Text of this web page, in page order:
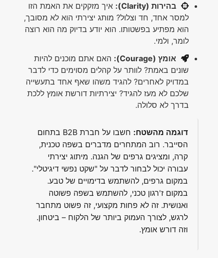
בהירות (Clarity):
איך מזקקים את האמת הזו
למסר אחד, חד וצלול? מותג יצירתי הוא לא מסובך,
הוא מפתיע בפשטותו. הוא יודע בדיוק מה הוא רוצה
לומר, ולמי.
אומץ (Courage):
האם אתם מוכנים להיות
שונים באמת? לוותר על קהלים מסוימים כדי לדבר
במדויק לאחרים? להגיד משהו שאף אחד בתעשייה
שלכם לא מעז להגיד? יצירתיות דורשת אומץ ללכת
בדרך לא סלולה.
דוגמה מהשטח:
חשבו על חברת B2B בתחום
הסייבר. רוב המתחרים מדברים בשפה טכנית,
קרה, ומציגים גרפים של הגנה. מיתוג יצירתי
עבורה יכול לבחור לדבר על "שקט נפשי דיגיטלי".
במקום גרפים, להשתמש בדימויים של טבע.
במקום ז'רגון טכני, להשתמש בשפה פשוטה
ואנושית. זה לא פחות מקצועי, זה פשוט מתחבר
לרגש, לצורך העמוק ביותר של הלקוח – ביטחון.
וזה דורש אומץ.